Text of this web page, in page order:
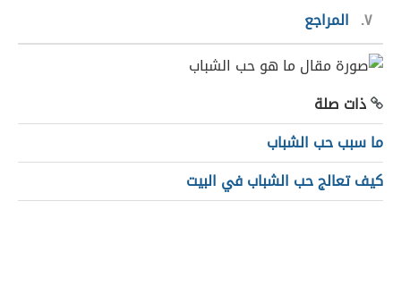
٧ المراجع
ذات صلة
ما سبب حب الشباب
كيف تعالج حب الشباب في البيت